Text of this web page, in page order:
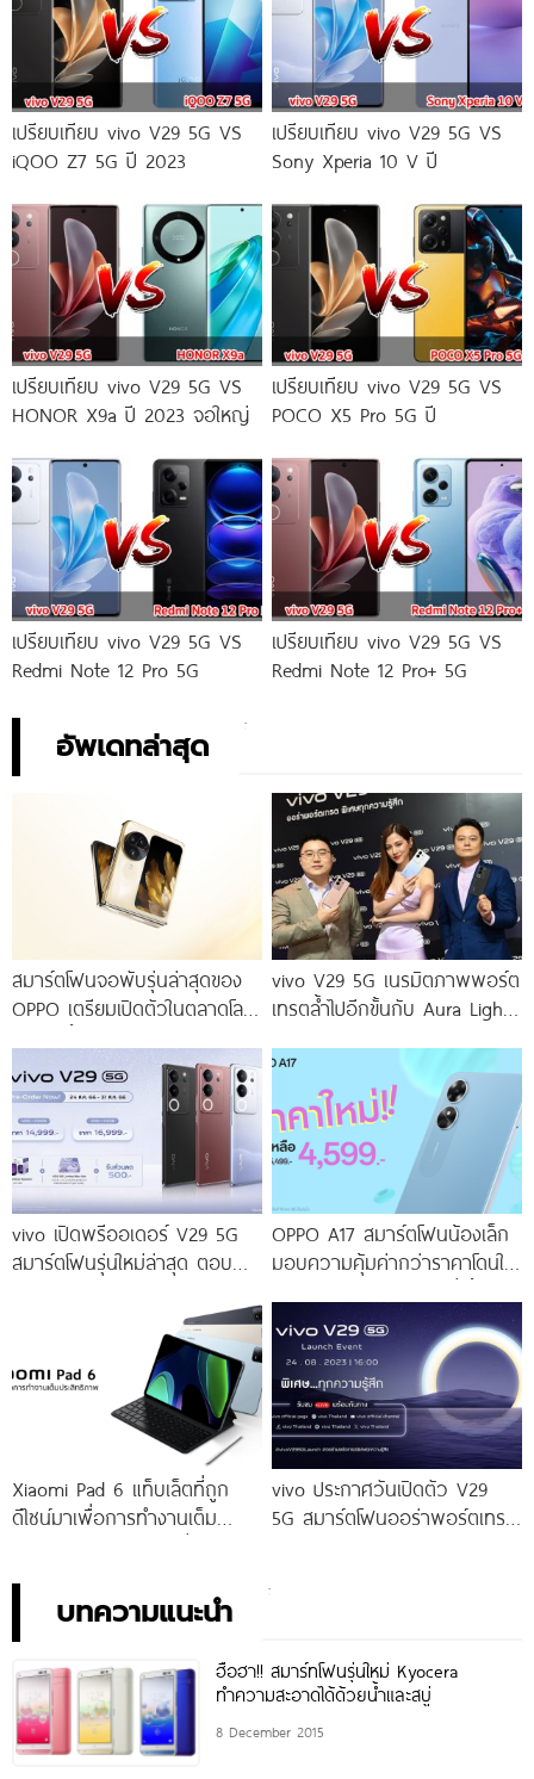
เปรียบเทียบ vivo V29 5G VS
iQOO Z7 5G ปี 2023
เปรียบเทียบ vivo V29 5G VS
Sony Xperia 10 V ปี
เปรียบเทียบ vivo V29 5G VS
HONOR X9a ปี 2023 จอใหญ่
เปรียบเทียบ vivo V29 5G VS
POCO X5 Pro 5G ปี
เปรียบเทียบ vivo V29 5G VS
Redmi Note 12 Pro 5G
เปรียบเทียบ vivo V29 5G VS
Redmi Note 12 Pro+ 5G
อัพเดทล่าสุด
สมาร์ตโฟนจอพับรุ่นล่าสุดของ
OPPO เตรียมเปิดตัวในตลาดโลก
vivo V29 5G เนรมิตภาพพอร์ต
เทรตล้ำไปอีกขั้นกับ Aura Light
โดดเด่นด้วยสุนทรียศาสตร์แห่ง
vivo เปิดพรีออเดอร์ V29 5G
สมาร์ตโฟนรุ่นใหม่ล่าสุด ตอบ
ราคาเริ่มต้นเพียง 14,999 บาท
จัดเต็มกับโปรโมชันพิเศษก่อนใคร
OPPO A17 สมาร์ตโฟนน้องเล็ก
มอบความคุ้มค่ากว่าราคาโดนใจ
ราคาใหม่เพียง 4,599 บาท
เท่านั้น!
Xiaomi Pad 6 แท็บเล็ตที่ถูก
ดีไซน์มาเพื่อการทำงานเต็ม
vivo ประกาศวันเปิดตัว V29
5G สมาร์ตโฟนออร่าพอร์ตเทร
บทความแนะนำ
ฮือฮา!! สมาร์ทโฟนรุ่นใหม่ Kyocera
ทำความสะอาดได้ด้วยน้ำและสบู่
8 December 2015